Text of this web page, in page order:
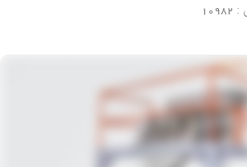
:
10982